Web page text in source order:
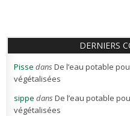
DERNIERS
Pisse dansDe l’eau potable
végétalisées
sippe dansDe l’eau potable
végétalisées